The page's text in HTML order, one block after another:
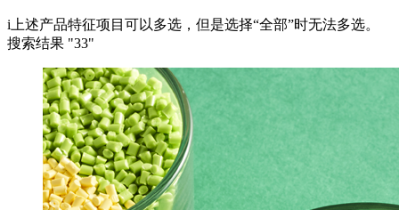
i 上述产品特征项目可以多选，但是选择“全部”时无法多选。
搜索结果 "33"